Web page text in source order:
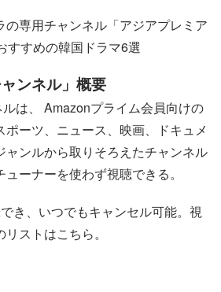
の専用チャンネル「アジアプレミア
すすめの韓国ドラマ6選
ンネル」概要
は、 Amazonプライム会員向けの
ーツ、ニュース、映画、ドキュメ
ャンルから取りそろえたチャンネル
ーナーを使わず視聴できる。
き、いつでもキャンセル可能。視
ストはこちら。